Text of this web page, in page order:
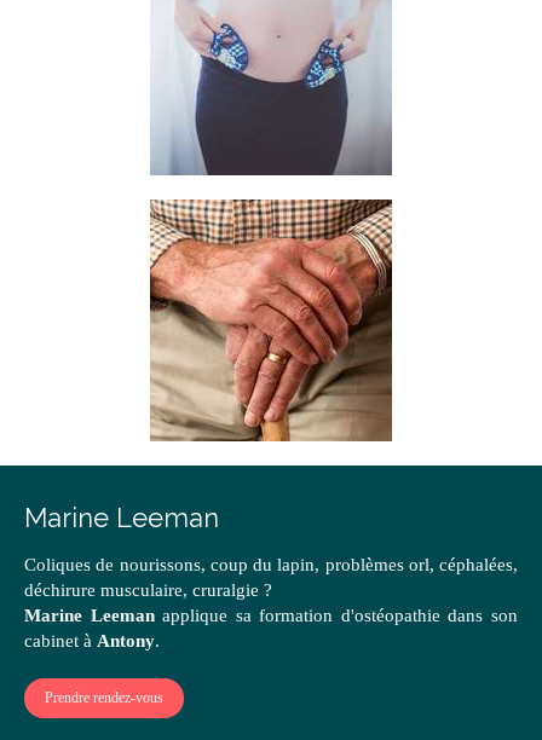
Marine Leeman
Coliques de nourissons, coup du lapin, problèmes orl, céphalées,
déchirure musculaire, cruralgie ?
Marine Leemanapplique sa formation d'ostéopathie dans son
cabinet à Antony.
Prendre rendez-vous